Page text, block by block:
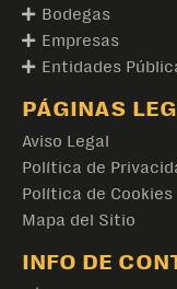
Bodegas
Empresas
Entidades
PÁGINAS
Aviso Legal
Política de
Política de Cookies
Mapa del Sitio
INFO DE